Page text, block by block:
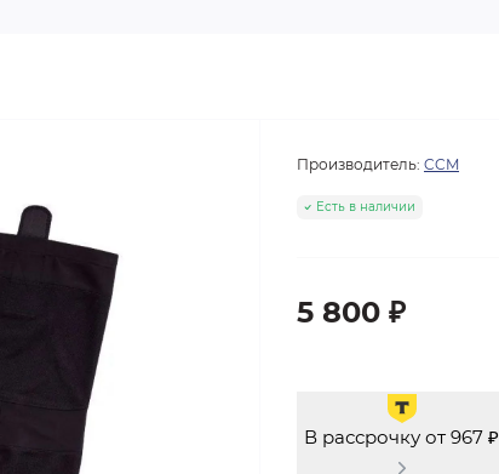
Производитель: CCM
Есть в наличии
5 800 ₽
В рассрочку от 967 ₽